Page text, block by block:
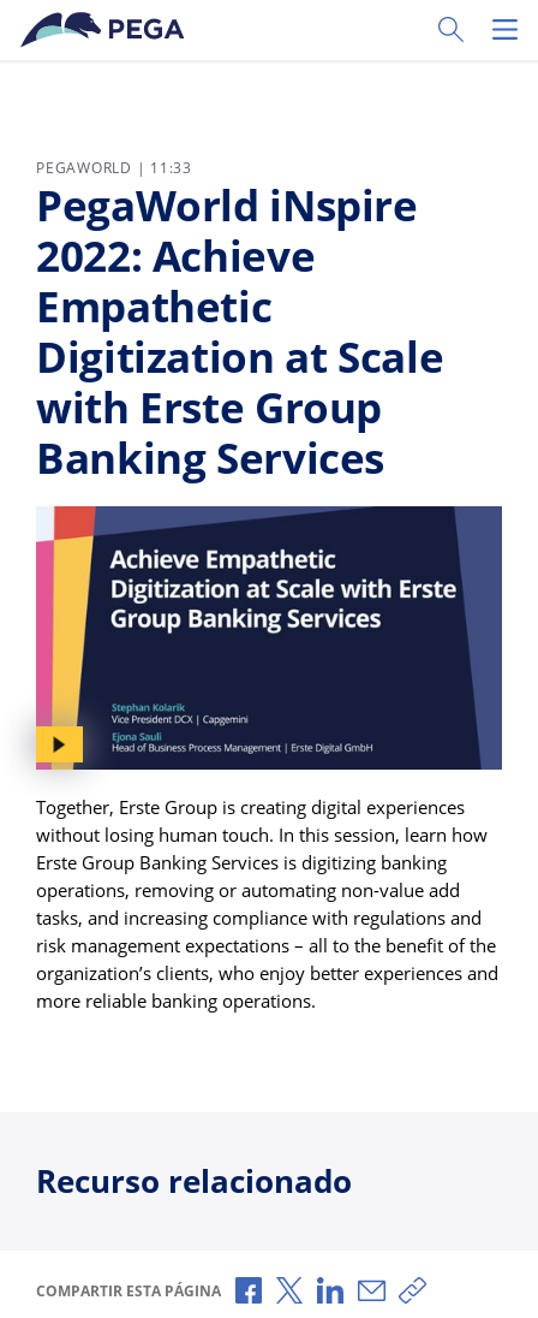
Ir al contenido principal
Toggle
PEGAWORLD | 11:33
PegaWorld iNspire
2022: Achieve
Empathetic
Digitization at Scale
with Erste Group
Banking Services
Together, Erste Group is creating digital experiences
without losing human touch. In this session, learn how
Erste Group Banking Services is digitizing banking
operations, removing or automating non-value add
tasks, and increasing compliance with regulations and
risk management expectations – all to the benefit of the
organization’s clients, who enjoy better experiences and
more reliable banking operations.
Recurso relacionado
COMPARTIR ESTA PÁGINA Compartir a través de Facebook
Compartir a través de X
Compartir a través de
Compartir por
Copiar